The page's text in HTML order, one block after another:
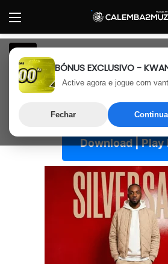
Menu
BÓNUS EXCLUSIVO -
Active agora e jogue com
Fechar
R&B
Silver Saga –
Última atualização: 28
Download | Play